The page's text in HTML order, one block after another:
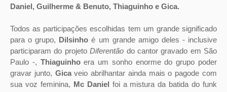
Daniel, Guilherme & Benuto, Thiaguinho e Gica.
Todos as participações escolhidas tem um grande significado
para o grupo, Dilsinho é um grande amigo deles - inclusive
participaram do projeto Diferentão do cantor gravado em São
Paulo -, Thiaguinho era um sonho enorme do grupo poder
gravar junto, Gica veio abrilhantar ainda mais o pagode com
sua voz feminina, Mc Daniel foi a mistura da batida do funk